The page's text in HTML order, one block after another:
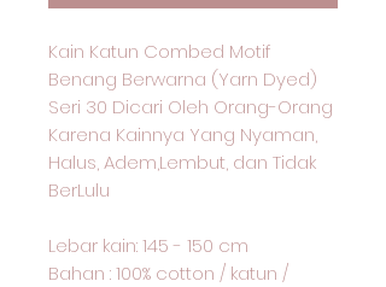
Kain Katun Combed Motif
Benang Berwarna (Yarn Dyed)
Seri 30 Dicari Oleh Orang-Orang
Karena Kainnya Yang Nyaman,
Halus, Adem,Lembut, dan Tidak
BerLulu
Lebar kain: 145 - 150 cm
Bahan : 100% cotton / katun /